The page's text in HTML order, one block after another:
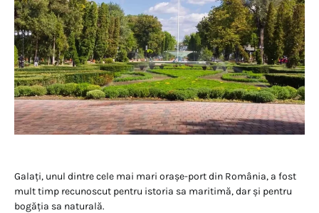
Galați, unul dintre cele mai mari orașe-port din România, a fost
mult timp recunoscut pentru istoria sa maritimă, dar și pentru
bogăția sa naturală.